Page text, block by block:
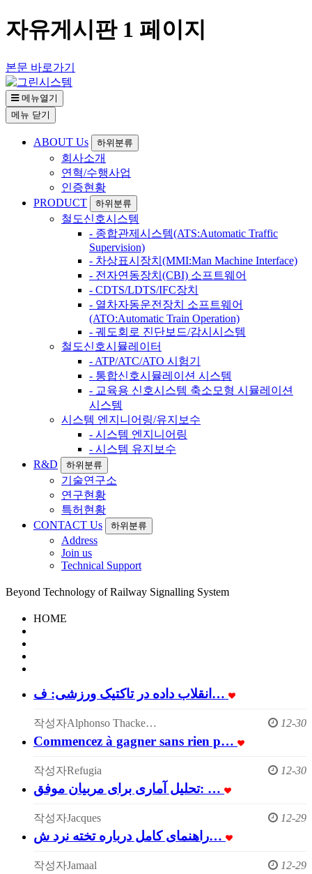
자유게시판 1 페이지
본문 바로가기
메뉴열기
메뉴 닫기
ABOUT Us 하위분류
회사소개
연혁/수행사업
인증현황
PRODUCT
하위분류
철도신호시스템
- 종합관제시스템(ATS:Automatic Traffic
Supervision)
- 차상표시장치(MMI:Man Machine Interface)
- 전자연동장치(CBI) 소프트웨어
- CDTS/LDTS/IFC장치
- 열차자동운전장치 소프트웨어
(ATO:Automatic Train Operation)
- 궤도회로 진단보드/감시시스템
철도신호시뮬레이터
- ATP/ATC/ATO 시험기
- 통합신호시뮬레이션 시스템
- 교육용 신호시스템 축소모형 시뮬레이션
시스템
시스템 엔지니어링/유지보수
- 시스템 엔지니어링
- 시스템 유지보수
R&D
하위분류
기술연구소
연구현황
특허현황
CONTACT Us
하위분류
Address
Join us
Technical Support
Beyond Technology of Railway Signalling System
HOME
انقلاب داده در تاکتیک ورزشی: ف…
작성자Alphonso Thacke… 12-30
Commencez à gagner sans rien p…
작성자Refugia 12-30
تحلیل آماری برای مربیان موفق: …
작성자Jacques 12-29
راهنمای کامل درباره تخته نرد ش…
작성자Jamaal 12-29